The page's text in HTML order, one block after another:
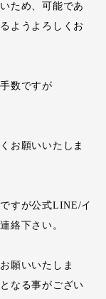
ため、可能であ
ようよろしくお
数ですが
お願いいたしま
すが公式LINE/イ
絡下さい。
願いいたしま
なる事がござい